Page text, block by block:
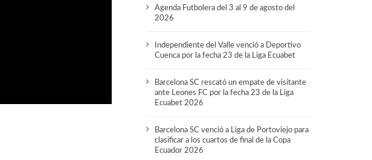
Agenda Futbolera del 3 al 9 de agosto del
2026
Independiente del Valle venció a Deportivo
Cuenca por la fecha 23 de la Liga Ecuabet
Barcelona SC rescató un empate de visitante
ante Leones FC por la fecha 23 de la Liga
Ecuabet 2026
Barcelona SC venció a Liga de Portoviejo para
clasificar a los cuartos de final de la Copa
Ecuador 2026